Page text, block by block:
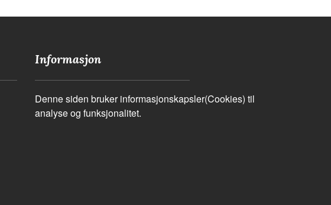
Informasjon
Denne siden bruker informasjonskapsler(Cookies) til
analyse og funksjonalitet.